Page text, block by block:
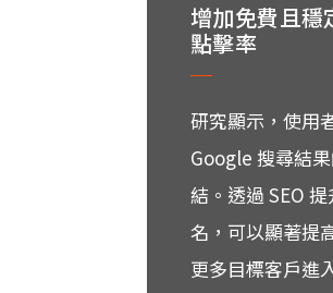
增加免費且穩
點擊率
研究顯示，使用
Google 搜尋結
結。透過 SEO
名，可以顯著提
更多目標客戶進